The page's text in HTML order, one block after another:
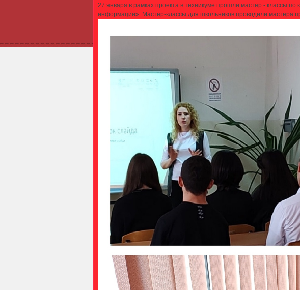
27 января в рамках проекта в техникуме прошли мастер - классы
информации». Мастер-классы для школьников проводили мастера